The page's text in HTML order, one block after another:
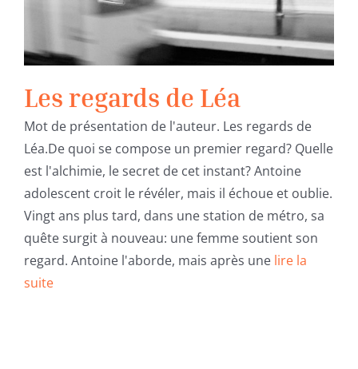
Les regards de Léa
Mot de présentation de l'auteur. Les regards de
Léa.De quoi se compose un premier regard? Quelle
est l'alchimie, le secret de cet instant? Antoine
adolescent croit le révéler, mais il échoue et oublie.
Vingt ans plus tard, dans une station de métro, sa
quête surgit à nouveau: une femme soutient son
regard. Antoine l'aborde, mais après une lire la
suite